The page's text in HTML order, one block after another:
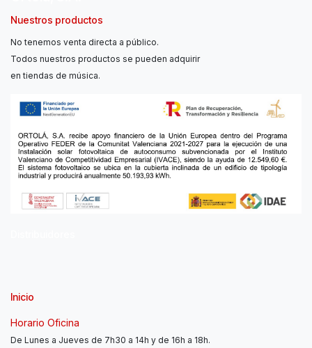
Nuestros productos
No tenemos venta directa a público.
Todos nuestros productos se pueden adquirir
en tiendas de música.
Inicio
Horario Oficina
De Lunes a Jueves de 7h30 a 14h y de 16h a 18h.